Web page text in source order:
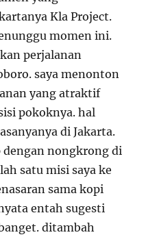
Kla Project.
momen ini.
perjalanan
saya menonton
yang atraktif
pokoknya. hal
di Jakarta.
dengan nongkrong di
satu misi saya ke
sama kopi
entah sugesti
ditambah